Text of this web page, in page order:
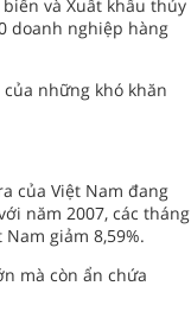
và Xuất khẩu thủy
doanh nghiệp hàng
những khó khăn
của Việt Nam đang
năm 2007, các tháng
giảm 8,59%.
mà còn ẩn chứa